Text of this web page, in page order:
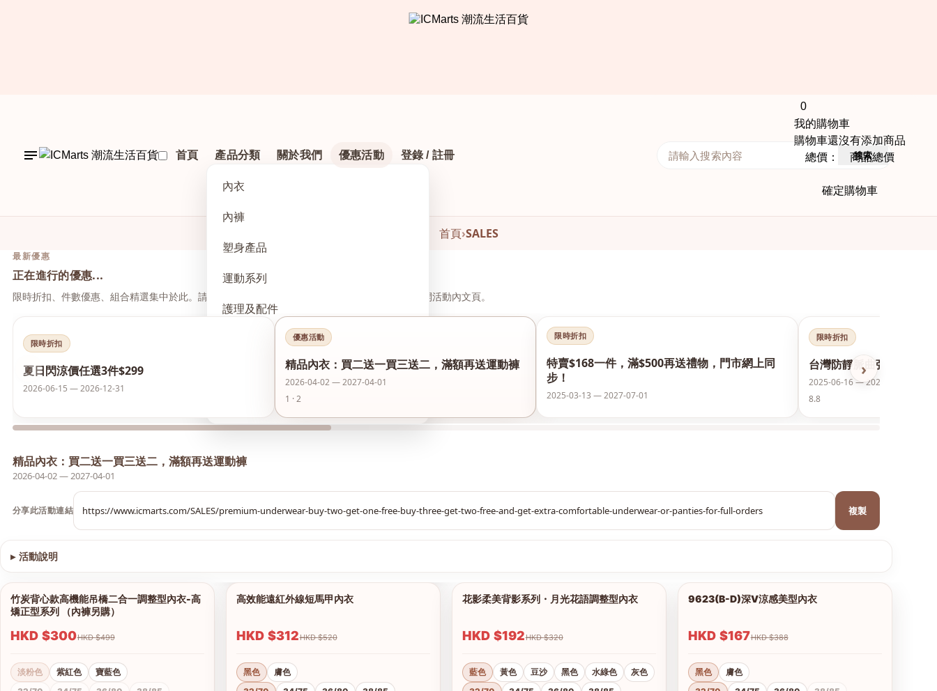
首頁 產品分類
內衣
內褲
塑身產品
運動系列
護理及配件
夏日閃涼價 任選3件$299
關於我們 優惠活動 登錄 / 註冊
0
我的購物車
購物車還沒有添加商品
總價： 商品總價
確定購物車
搜索
首頁›SALES
最新優惠
正在進行的優惠...
限時折扣、件數優惠、組合精選集中於此。請先點上方活動，再於本頁下方瀏覽與下單，無需另開活動內文頁。
‹ ›
限時折扣
夏日閃涼價任選3件$299
2026-06-15 — 2026-12-31
優惠活動
精品內衣：買二送一買三送二，滿額再送運動褲
2026-04-02 — 2027-04-01
1 · 2
限時折扣
特賣$168一件，滿$500再送禮物，門市網上同
步！
2025-03-13 — 2027-07-01
限時折扣
台灣防靜脈曲張襪保護美
2025-06-16 — 2026-12-31
8.8
精品內衣：買二送一買三送二，滿額再送運動褲
2026-04-02 — 2027-04-01
分享此活動連結 複製
▸ 活動說明
1/13
查看圖片
竹炭背心款高機能吊橋二合一調整型內衣-高
矯正型系列 （內褲另購）
HKD $300 HKD $499
淡粉色 紫紅色
寶藍色
高效能遠紅外線短馬甲內衣
HKD $312 HKD $520
黑色
膚色
1/18
花影柔美背影系列・月光花語調整型內衣
HKD $192 HKD $320
藍色 黃色 豆沙 黑色 水綠色
灰色
9623(B-D)深V涼感美型內衣
HKD $167 HKD $388
黑色
膚色